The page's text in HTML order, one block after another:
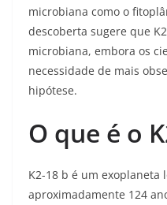
microbiana como o
descoberta sugere que
microbiana, embora os
necessidade de mais
hipótese.
O que é o
K2-18 b é um exoplaneta
aproximadamente 124